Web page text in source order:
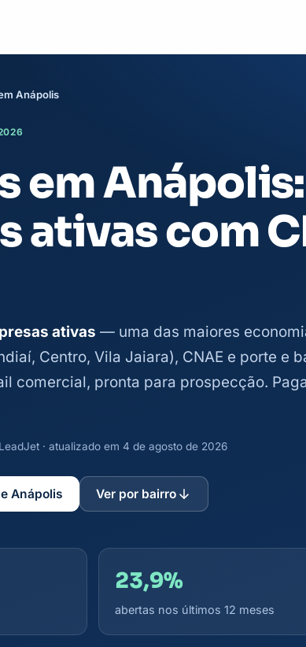
Anápolis
em
ativas com
ativas — uma das maiores
Centro, Vila Jaiara), CNAE e porte e
comercial, pronta para prospecção.
· atualizado em 4 de agosto de 2026
Anápolis Ver por bairro
23,9%
abertas nos últimos 12 meses